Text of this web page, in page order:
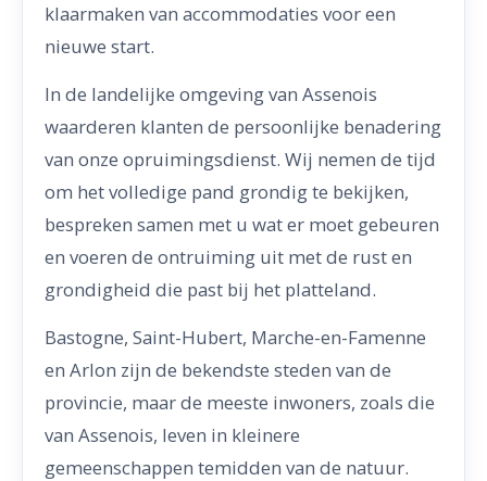
klaarmaken van accommodaties voor een
nieuwe start.
In de landelijke omgeving van Assenois
waarderen klanten de persoonlijke benadering
van onze opruimingsdienst. Wij nemen de tijd
om het volledige pand grondig te bekijken,
bespreken samen met u wat er moet gebeuren
en voeren de ontruiming uit met de rust en
grondigheid die past bij het platteland.
Bastogne, Saint-Hubert, Marche-en-Famenne
en Arlon zijn de bekendste steden van de
provincie, maar de meeste inwoners, zoals die
van Assenois, leven in kleinere
gemeenschappen temidden van de natuur.